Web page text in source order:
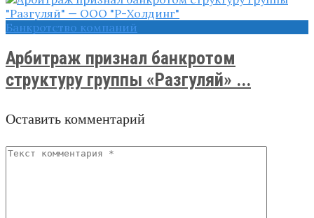
Банкротство компаний
Арбитраж признал банкротом
структуру группы «Разгуляй» ...
Оставить комментарий